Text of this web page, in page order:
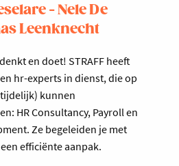
- Nele De
Leenknecht
en doet! STRAFF heeft
hr-experts in dienst, die op
kunnen
HR Consultancy, Payroll en
Ze begeleiden je met
efficiënte aanpak.